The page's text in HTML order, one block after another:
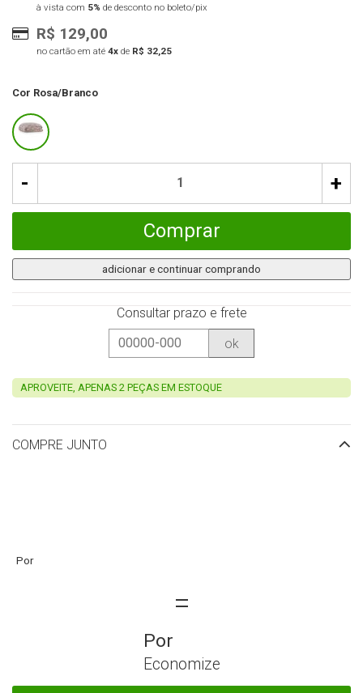
à vista com 5% de desconto no boleto/pix
R$ 129,00
no cartão em até 4x de R$ 32,25
Cor Rosa/Branco
- +
Comprar
adicionar e continuar comprando
Consultar prazo e frete
ok
APROVEITE, APENAS 2 PEÇAS EM ESTOQUE
COMPRE JUNTO
Economize